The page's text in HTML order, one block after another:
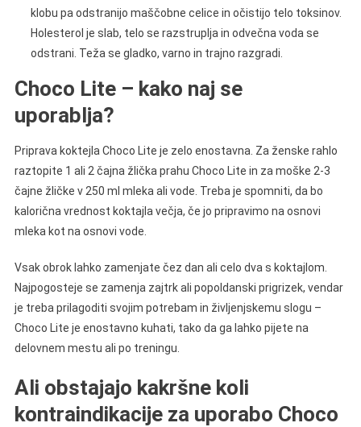
klobu pa odstranijo maščobne celice in očistijo telo toksinov.
Holesterol je slab, telo se razstruplja in odvečna voda se
odstrani. Teža se gladko, varno in trajno razgradi.
Choco Lite – kako naj se
uporablja?
Priprava koktejla Choco Lite je zelo enostavna. Za ženske rahlo
raztopite 1 ali 2 čajna žlička prahu Choco Lite in za moške 2-3
čajne žličke v 250 ml mleka ali vode. Treba je spomniti, da bo
kalorična vrednost koktajla večja, če jo pripravimo na osnovi
mleka kot na osnovi vode.
Vsak obrok lahko zamenjate čez dan ali celo dva s koktajlom.
Najpogosteje se zamenja zajtrk ali popoldanski prigrizek, vendar
je treba prilagoditi svojim potrebam in življenjskemu slogu –
Choco Lite je enostavno kuhati, tako da ga lahko pijete na
delovnem mestu ali po treningu.
Ali obstajajo kakršne koli
kontraindikacije za uporabo Choco